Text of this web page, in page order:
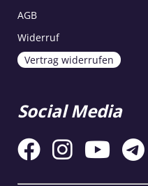
AGB
Widerruf
Vertrag widerrufen
Social Media